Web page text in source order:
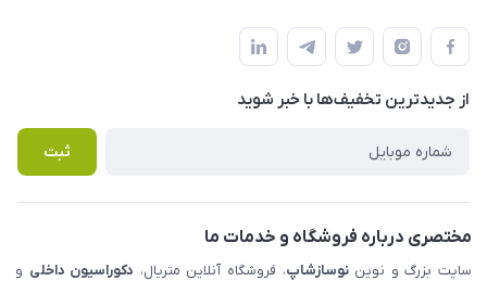
املاک مدنی - نوساز شاپ
لیست محصولات
درباره ما
قوانین و مقررات
حریم خصوصی
راهنما
پرسش های متداول
از جدید‌ترین تخفیف‌ها با‌ خبر شوید
ثبت
مختصری درباره فروشگاه و خدمات ما
سایت بزرگ و نویننوسازشاپ، فروشگاه آنلاین متریال، دکوراسیون داخلی و